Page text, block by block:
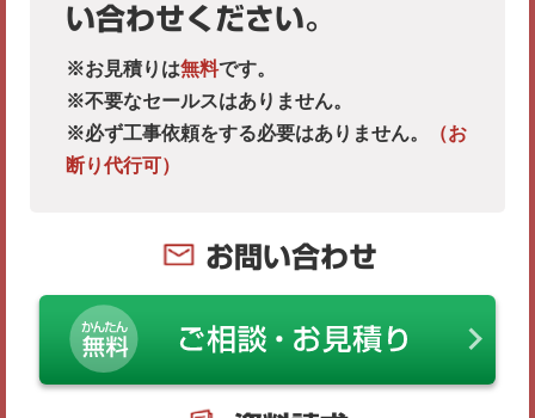
い合わせください。
※お見積りは無料です。
※不要なセールスはありません。
※必ず工事依頼をする必要はありません。
（お
断り代行可）
お問い合わせ